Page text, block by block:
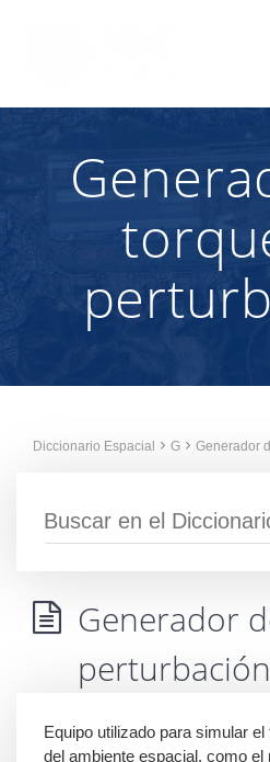
Diccionario Espacial G Generador
Generador
perturbación
Equipo utilizado para simular
del ambiente espacial, como